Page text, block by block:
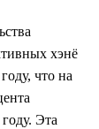
хэнё
что на
Эта